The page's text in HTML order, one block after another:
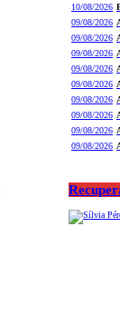
10/08/2026
09/08/2026
09/08/2026
09/08/2026
09/08/2026
09/08/2026
09/08/2026
09/08/2026
09/08/2026
09/08/2026